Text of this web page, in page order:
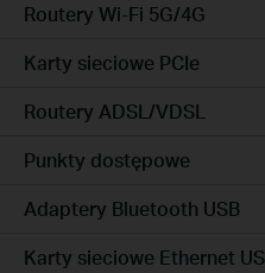
Routery Wi-Fi 5G/4G
Karty sieciowe PCIe
Routery ADSL/VDSL
Punkty dostępowe
Adaptery Bluetooth USB
Karty sieciowe Ethernet